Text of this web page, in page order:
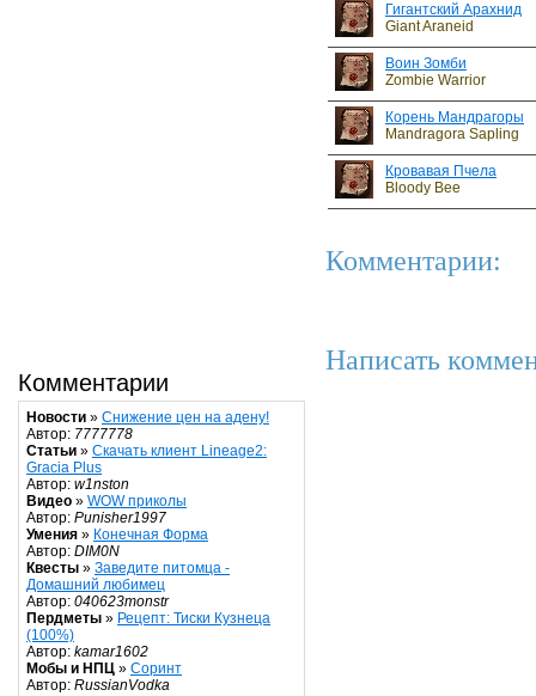
Комментарии
Новости » Снижение цен на адену!
Автор: 7777778
Статьи » Скачать клиент Lineage2:
Gracia Plus
Автор: w1nston
Видео » WOW приколы
Автор: Punisher1997
Умения » Конечная Форма
Автор: DIM0N
Квесты » Заведите питомца -
Домашний любимец
Автор: 040623monstr
Пердметы » Рецепт: Тиски Кузнеца
(100%)
Автор: kamar1602
Мобы и НПЦ » Соринт
Автор: RussianVodka
Гигантский Арахнид
Giant Araneid
Воин Зомби
Zombie Warrior
Корень Мандрагоры
Mandragora Sapling
Кровавая Пчела
Bloody Bee
Комментарии:
Написать